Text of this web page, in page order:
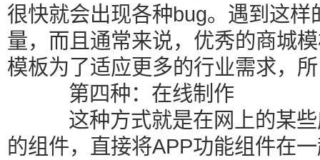
很快就会出现各种bug。遇到这
量，而且通常来说，优秀的商城
模板为了适应更多的行业需求，
第四种：在线制作
这种方式就是在网上的某些
的组件，直接将APP功能组件在